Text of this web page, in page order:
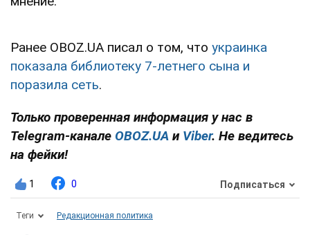
Ранее OBOZ.UA писал о том, что украинка
показала библиотеку 7-летнего сына и
поразила сеть.
Только проверенная информация у нас в
Telegram-канале OBOZ.UA и Viber. Не ведитесь
на фейки!
1 0 Подписаться
Теги Редакционная политика